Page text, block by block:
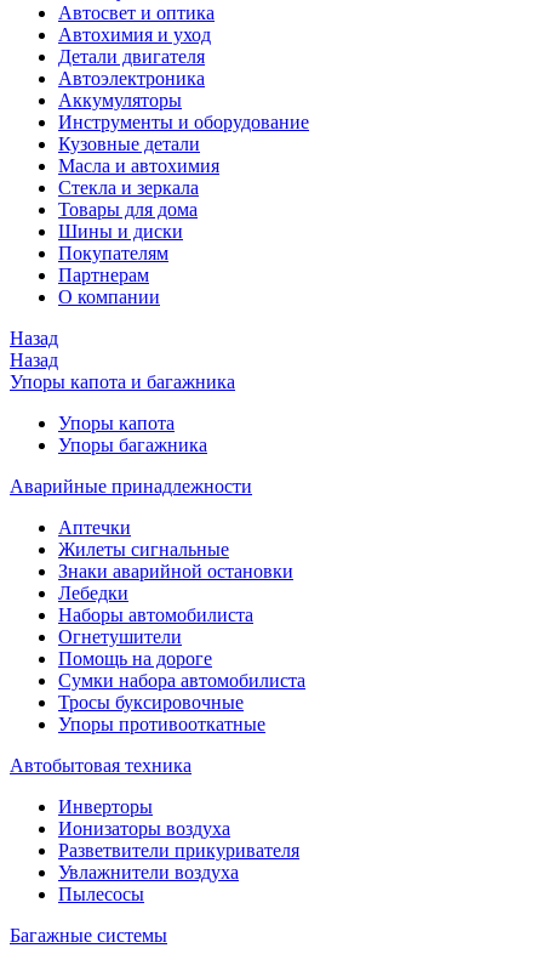
Автосвет и оптика
Автохимия и уход
Детали двигателя
Автоэлектроника
Аккумуляторы
Инструменты и оборудование
Кузовные детали
Масла и автохимия
Стекла и зеркала
Товары для дома
Шины и диски
Покупателям
Партнерам
О компании
Назад
Назад
Упоры капота и багажника
Упоры капота
Упоры багажника
Аварийные принадлежности
Аптечки
Жилеты сигнальные
Знаки аварийной остановки
Лебедки
Наборы автомобилиста
Огнетушители
Помощь на дороге
Сумки набора автомобилиста
Тросы буксировочные
Упоры противооткатные
Автобытовая техника
Инверторы
Ионизаторы воздуха
Разветвители прикуривателя
Увлажнители воздуха
Пылесосы
Багажные системы